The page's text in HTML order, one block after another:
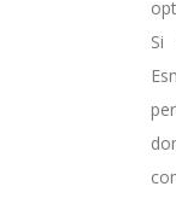
Si